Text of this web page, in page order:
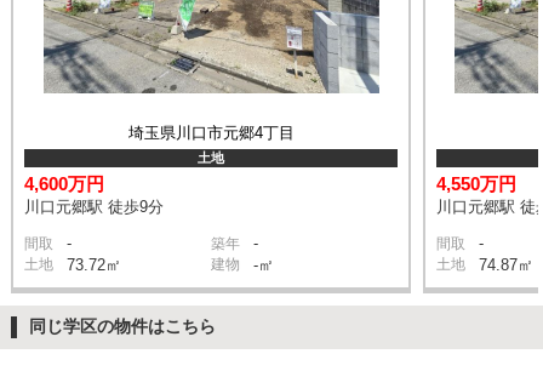
埼玉県川口市元郷4丁目
土地
4,600万円
川口元郷駅 徒歩9分
間取 - 築年 -
土地 73.72㎡ 建物 -㎡
4,550万円
川口元郷駅 徒
間取 -
土地 74.87㎡
同じ学区の物件はこちら